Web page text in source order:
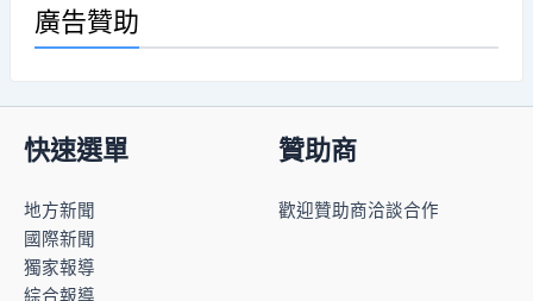
廣告贊助
快速選單
地方新聞
國際新聞
獨家報導
綜合報導
贊助商
歡迎贊助商洽談合作